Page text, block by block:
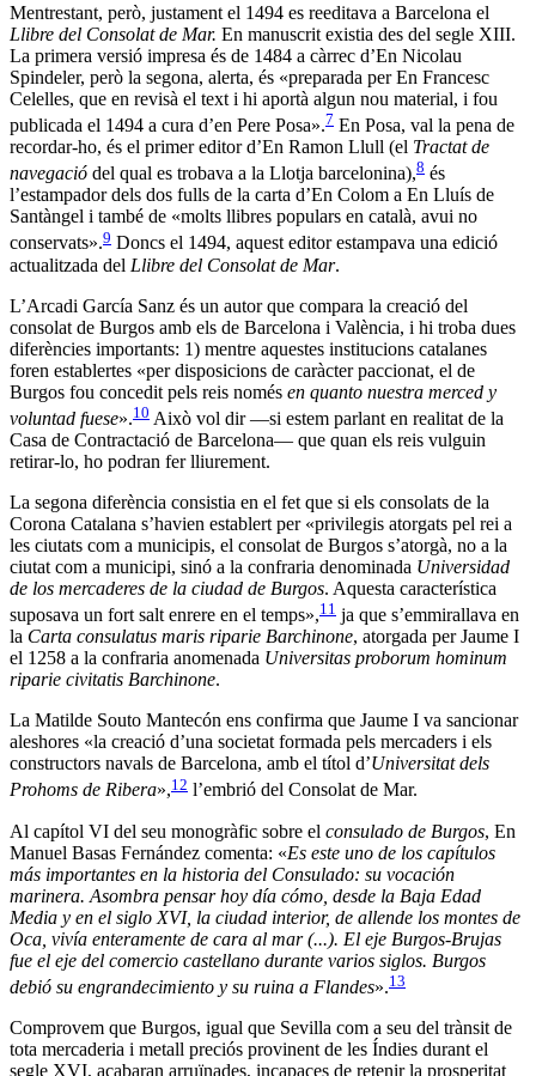
Mentrestant, però, justament el 1494 es reeditava a Barcelona el
Llibre del Consolat de Mar. En manuscrit existia des del segle XIII.
La primera versió impresa és de 1484 a càrrec d’En Nicolau
Spindeler, però la segona, alerta, és «preparada per En Francesc
Celelles, que en revisà el text i hi aportà algun nou material, i fou
publicada el 1494 a cura d’en Pere Posa».7 En Posa, val la pena de
recordar-ho, és el primer editor d’En Ramon Llull (el Tractat de
navegació del qual es trobava a la Llotja barcelonina),8 és
l’estampador dels dos fulls de la carta d’En Colom a En Lluís de
Santàngel i també de «molts llibres populars en català, avui no
conservats».9 Doncs el 1494, aquest editor estampava una edició
actualitzada del Llibre del Consolat de Mar.
L’Arcadi García Sanz és un autor que compara la creació del
consolat de Burgos amb els de Barcelona i València, i hi troba dues
diferències importants: 1) mentre aquestes institucions catalanes
foren establertes «per disposicions de caràcter paccionat, el de
Burgos fou concedit pels reis només en quanto nuestra merced y
voluntad fuese».10 Això vol dir —si estem parlant en realitat de la
Casa de Contractació de Barcelona— que quan els reis vulguin
retirar-lo, ho podran fer lliurement.
La segona diferència consistia en el fet que si els consolats de la
Corona Catalana s’havien establert per «privilegis atorgats pel rei a
les ciutats com a municipis, el consolat de Burgos s’atorgà, no a la
ciutat com a municipi, sinó a la confraria denominada Universidad
de los mercaderes de la ciudad de Burgos. Aquesta característica
suposava un fort salt enrere en el temps»,11 ja que s’emmirallava en
la Carta consulatus maris riparie Barchinone, atorgada per Jaume I
el 1258 a la confraria anomenada Universitas proborum hominum
riparie civitatis Barchinone.
La Matilde Souto Mantecón ens confirma que Jaume I va sancionar
aleshores «la creació d’una societat formada pels mercaders i els
constructors navals de Barcelona, amb el títol d’Universitat dels
Prohoms de Ribera»,12 l’embrió del Consolat de Mar.
Al capítol VI del seu monogràfic sobre el consulado de Burgos, En
Manuel Basas Fernández comenta: «Es este uno de los capítulos
más importantes en la historia del Consulado: su vocación
marinera. Asombra pensar hoy día cómo, desde la Baja Edad
Media y en el siglo XVI, la ciudad interior, de allende los montes de
Oca, vivía enteramente de cara al mar (...). El eje Burgos-Brujas
fue el eje del comercio castellano durante varios siglos. Burgos
debió su engrandecimiento y su ruina a Flandes».13
Comprovem que Burgos, igual que Sevilla com a seu del trànsit de
tota mercaderia i metall preciós provinent de les Índies durant el
segle XVI, acabaran arruïnades, incapaces de retenir la prosperitat